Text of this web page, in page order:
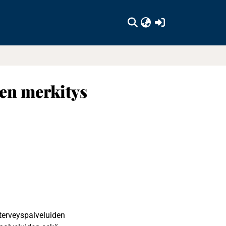
merkitys